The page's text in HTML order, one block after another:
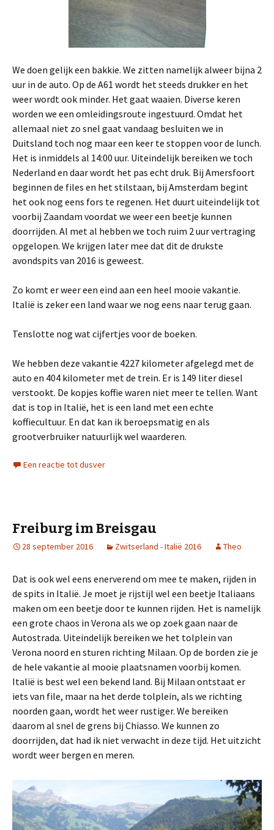
We doen gelijk een bakkie. We zitten namelijk alweer bijna 2
uur in de auto. Op de A61 wordt het steeds drukker en het
weer wordt ook minder. Het gaat waaien. Diverse keren
worden we een omleidingsroute ingestuurd. Omdat het
allemaal niet zo snel gaat vandaag besluiten we in
Duitsland toch nog maar een keer te stoppen voor de lunch.
Het is inmiddels al 14:00 uur. Uiteindelijk bereiken we toch
Nederland en daar wordt het pas echt druk. Bij Amersfoort
beginnen de files en het stilstaan, bij Amsterdam begint
het ook nog eens fors te regenen. Het duurt uiteindelijk tot
voorbij Zaandam voordat we weer een beetje kunnen
doorrijden. Al met al hebben we toch ruim 2 uur vertraging
opgelopen. We krijgen later mee dat dit de drukste
avondspits van 2016 is geweest.
Zo komt er weer een eind aan een heel mooie vakantie.
Italië is zeker een land waar we nog eens naar terug gaan.
Tenslotte nog wat cijfertjes voor de boeken.
We hebben deze vakantie 4227 kilometer afgelegd met de
auto en 404 kilometer met de trein. Er is 149 liter diesel
verstookt. De kopjes koffie waren niet meer te tellen. Want
dat is top in Italië, het is een land met een echte
koffiecultuur. En dat kan ik beroepsmatig en als
grootverbruiker natuurlijk wel waarderen.
Een reactie tot dusver
Freiburg im Breisgau
28 september 2016 Zwitserland - Italië 2016 Theo
Dat is ook wel eens enerverend om mee te maken, rijden in
de spits in Italië. Je moet je rijstijl wel een beetje Italiaans
maken om een beetje door te kunnen rijden. Het is namelijk
een grote chaos in Verona als we op zoek gaan naar de
Autostrada. Uiteindelijk bereiken we het tolplein van
Verona noord en sturen richting Milaan. Op de borden zie je
de hele vakantie al mooie plaatsnamen voorbij komen.
Italië is best wel een bekend land. Bij Milaan ontstaat er
iets van file, maar na het derde tolplein, als we richting
noorden gaan, wordt het weer rustiger. We bereiken
daarom al snel de grens bij Chiasso. We kunnen zo
doorrijden, dat had ik niet verwacht in deze tijd. Het uitzicht
wordt weer bergen en meren.